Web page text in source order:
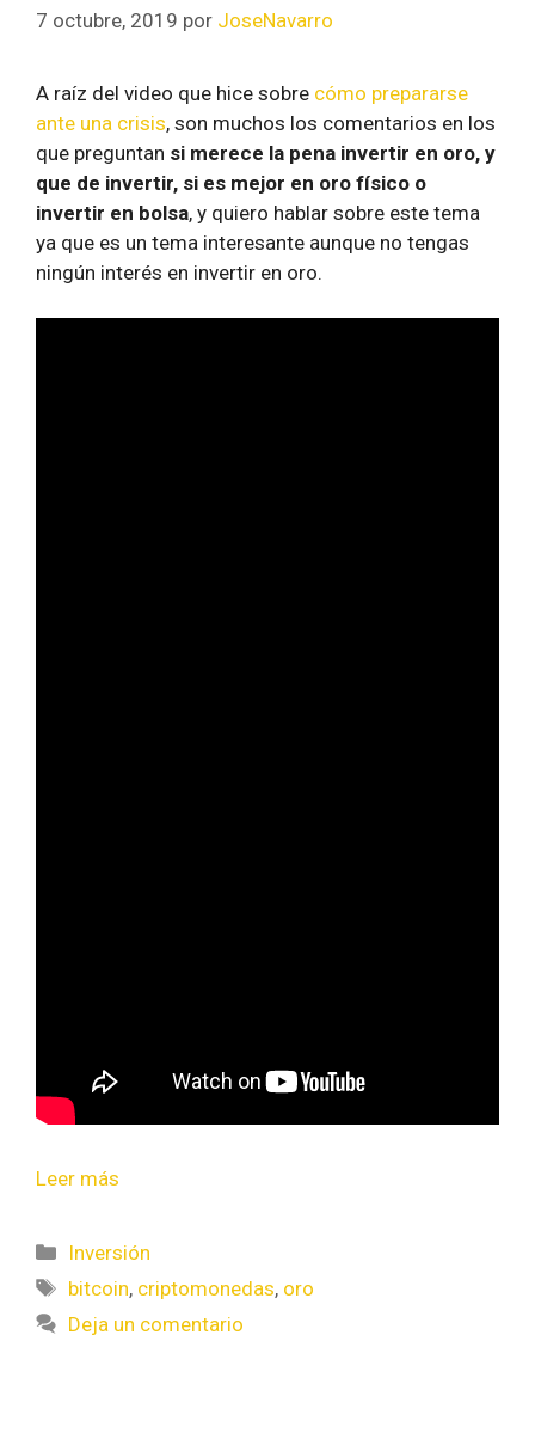
7 octubre, 2019 por JoseNavarro
A raíz del video que hice sobre cómo prepararse
ante una crisis, son muchos los comentarios en los
que preguntan si merece la pena invertir en oro, y
que de invertir, si es mejor en oro físico o
invertir en bolsa, y quiero hablar sobre este tema
ya que es un tema interesante aunque no tengas
ningún interés en invertir en oro.
Leer más
Inversión
bitcoin, criptomonedas, oro
Deja un comentario